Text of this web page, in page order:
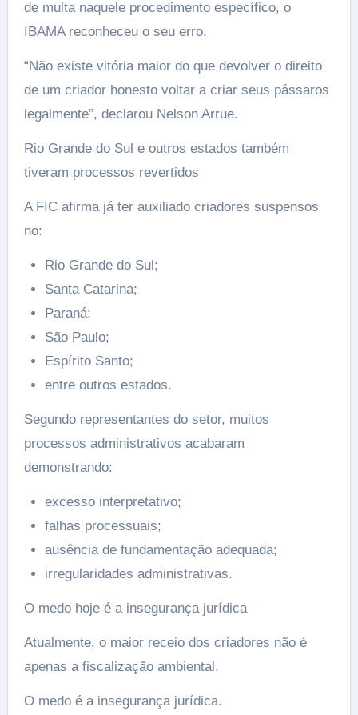
de multa naquele procedimento específico, o
IBAMA reconheceu o seu erro.
“Não existe vitória maior do que devolver o direito
de um criador honesto voltar a criar seus pássaros
legalmente”, declarou Nelson Arrue.
Rio Grande do Sul e outros estados também
tiveram processos revertidos
A FIC afirma já ter auxiliado criadores suspensos
no:
Rio Grande do Sul;
Santa Catarina;
Paraná;
São Paulo;
Espírito Santo;
entre outros estados.
Segundo representantes do setor, muitos
processos administrativos acabaram
demonstrando:
excesso interpretativo;
falhas processuais;
ausência de fundamentação adequada;
irregularidades administrativas.
O medo hoje é a insegurança jurídica
Atualmente, o maior receio dos criadores não é
apenas a fiscalização ambiental.
O medo é a insegurança jurídica.